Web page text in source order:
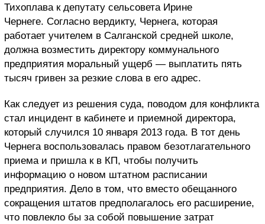
Тихоплава к депутату сельсовета Ирине
Чернеге. Согласно вердикту, Чернега, которая
работает учителем в Салганской средней школе,
должна возместить директору коммунального
предприятия моральный ущерб — выплатить пять
тысяч гривен за резкие слова в его адрес.
Как следует из решения суда, поводом для конфликта
стал инцидент в кабинете и приемной директора,
который случился 10 января 2013 года. В тот день
Чернега воспользовалась правом безотлагательного
приема и пришла к в КП, чтобы получить
информацию о новом штатном расписании
предприятия. Дело в том, что вместо обещанного
сокращения штатов предполагалось его расширение,
что повлекло бы за собой повышение затрат